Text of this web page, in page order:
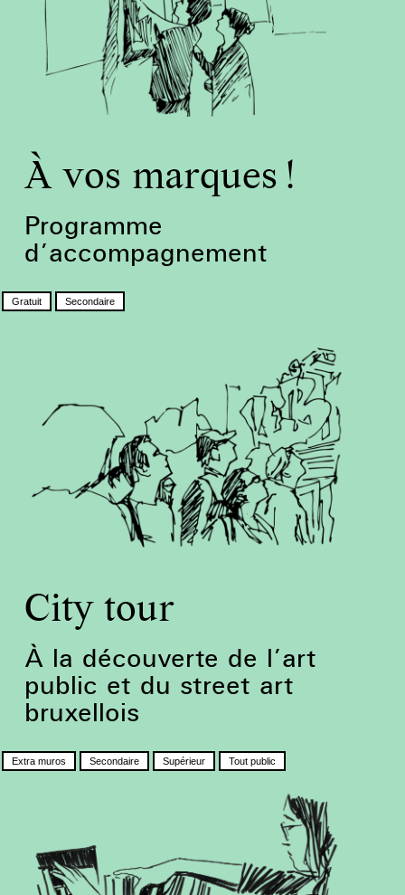
À vos marques !
Programme
d’accompagnement
Gratuit Secondaire
City tour
À la découverte de l’art
public et du street art
bruxellois
Extra muros Secondaire Supérieur Tout public